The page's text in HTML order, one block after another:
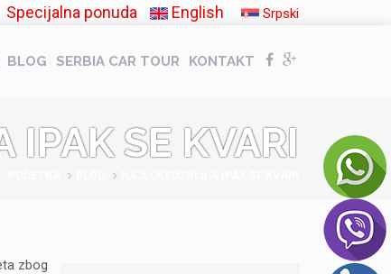
Specijalna ponuda English Srpski
BLOG SERBIA CAR TOUR KONTAKT
SE KVARI
zbog